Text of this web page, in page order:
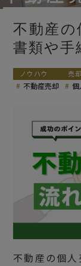
不動産
書類や手
ノウハウ 売却
不動産売却 個
不動産の個